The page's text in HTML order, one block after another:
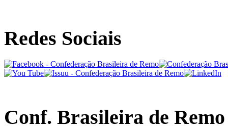
Redes Sociais
Conf. Brasileira de Remo